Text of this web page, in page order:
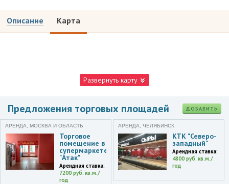
Описание Карта
Развернуть карту
ДОБАВИТЬ
Предложения торговых площадей
АРЕНДА, МОСКВА И ОБЛАСТЬ
Торговое
помещение в
супермаркете
"Атак"
Арендная ставка:
7200 руб. кв.м./
год
АРЕНДА, ЧЕЛЯБИНСК
КТК "Северо-
западный"
Арендная ставка:
4800 руб. кв.м./
год